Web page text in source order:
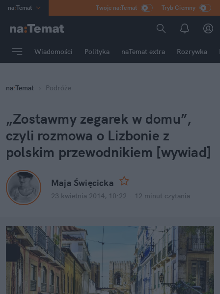
na:Temat
Poland
mama
Rozrywka
Twoje na:Temat Tryb Ciemny
Wiadomości Polityka naTemat extra Rozrywka
na:Temat Podróże
„Zostawmy zegarek w domu”,
czyli rozmowa o Lizbonie z
polskim przewodnikiem [wywiad]
Maja Święcicka
23 kwietnia 2014, 10:22 12 minut czytania